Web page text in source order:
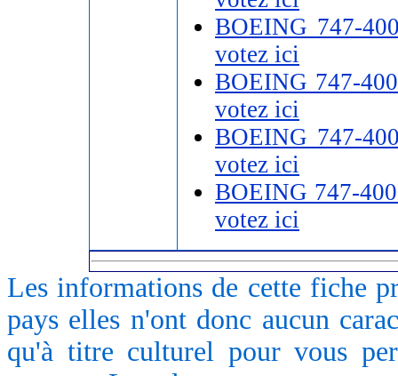
BOEING 747-
votez ici
BOEING 747-
votez ici
BOEING 747-
votez ici
BOEING 747-
votez ici
Les informations de cette fiche
pays elles n'ont donc aucun
qu'à titre culturel pour vous